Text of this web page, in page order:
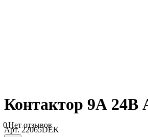
Контактор 9А
0Нет отзывов
Арт.22065DEK